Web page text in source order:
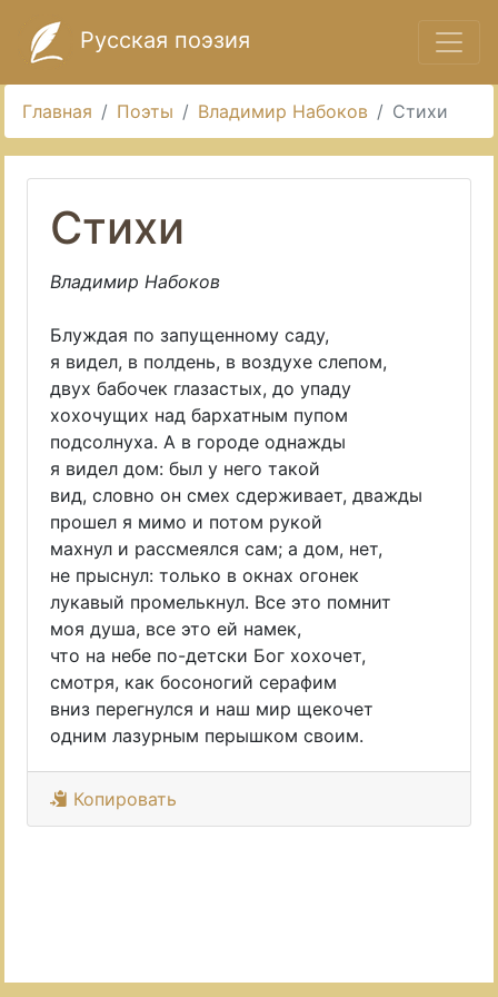
Русская поэзия
Главная Поэты Владимир Набоков Стихи
Стихи
Владимир Набоков
Блуждая по запущенному саду,
я видел, в полдень, в воздухе слепом,
двух бабочек глазастых, до упаду
хохочущих над бархатным пупом
подсолнуха. А в городе однажды
я видел дом: был у него такой
вид, словно он смех сдерживает, дважды
прошел я мимо и потом рукой
махнул и рассмеялся сам; а дом, нет,
не прыснул: только в окнах огонек
лукавый промелькнул. Все это помнит
моя душа, все это ей намек,
что на небе по-детски Бог хохочет,
смотря, как босоногий серафим
вниз перегнулся и наш мир щекочет
одним лазурным перышком своим.
Копировать